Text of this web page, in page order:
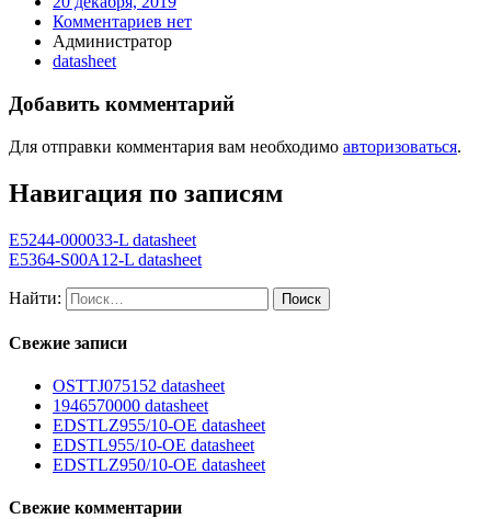
Комментариев нет
Администратор
datasheet
Добавить комментарий
Для отправки комментария вам необходимо авторизоваться.
Навигация по записям
E5244-000033-L datasheet
E5364-S00A12-L datasheet
Найти:
Свежие записи
OSTTJ075152 datasheet
1946570000 datasheet
EDSTLZ955/10-OE datasheet
EDSTL955/10-OE datasheet
EDSTLZ950/10-OE datasheet
Свежие комментарии